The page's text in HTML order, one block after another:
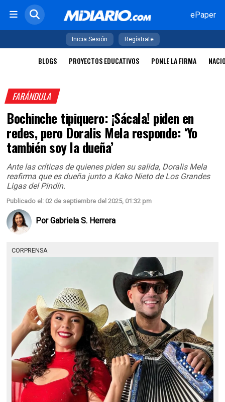
ePaper
Inicia Sesión Regístrate
BLOGS PROYECTOS EDUCATIVOS PONLE LA FIRMA
FARÁNDULA
Bochinche tipiquero: ¡Sácala! piden en
redes, pero Doralis Mela responde: ‘Yo
también soy la dueña’
Ante las críticas de quienes piden su salida, Doralis Mela
reafirma que es dueña junto a Kako Nieto de Los Grandes
Ligas del Pindín.
Publicado el: 02 de septiembre del 2025, 01:32 pm
PorGabriela S. Herrera
CORPRENSA